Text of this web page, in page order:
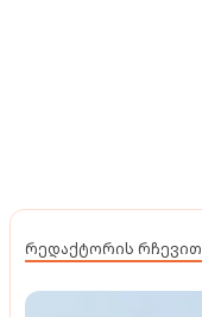
რედაქტორის რჩევით